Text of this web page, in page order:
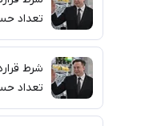
تعداد
شرط
تعداد